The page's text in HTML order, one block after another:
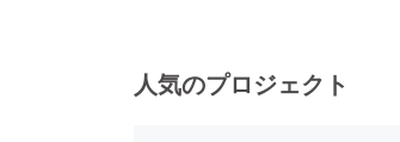
人気のプロジェクト